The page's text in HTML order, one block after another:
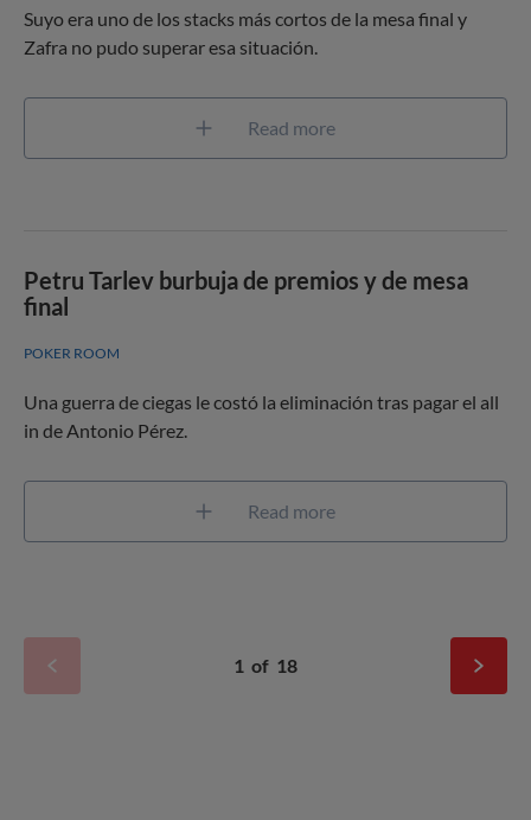
Suyo era uno de los stacks más cortos de la mesa final y
Zafra no pudo superar esa situación.
Read more
Petru Tarlev burbuja de premios y de mesa
final
POKER ROOM
Una guerra de ciegas le costó la eliminación tras pagar el all
in de Antonio Pérez.
Read more
1 of 18